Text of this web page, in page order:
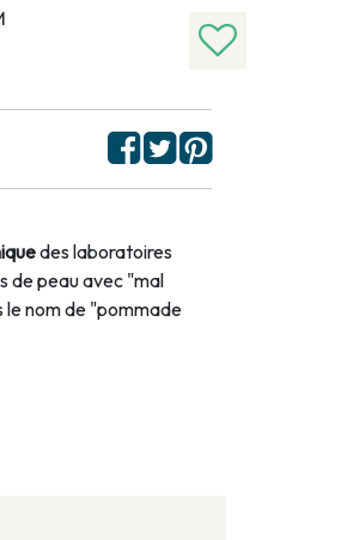
des laboratoires
de peau avec "mal
le nom de "pommade